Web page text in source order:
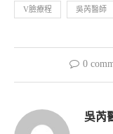
V臉療程 吳芮醫師
0
吳芮